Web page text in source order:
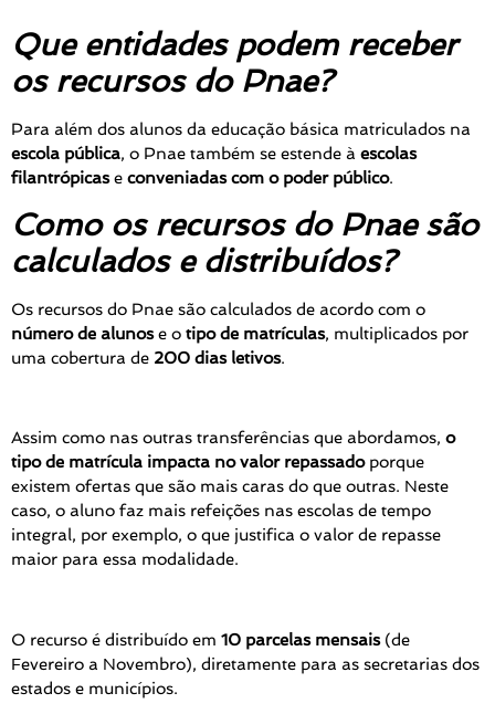
Que entidades podem receber
os recursos do Pnae?
Para além dos alunos da educação básica matriculados na
escola pública, o Pnae também se estende à escolas
filantrópicase conveniadas com o poder público.
Como os recursos do Pnae são
calculados e distribuídos?
Os recursos do Pnae são calculados de acordo com o
número de alunose o tipo de matrículas, multiplicados por
uma cobertura de 200 dias letivos.
Assim como nas outras transferências que abordamos, o
tipo de matrícula impacta no valor repassadoporque
existem ofertas que são mais caras do que outras. Neste
caso, o aluno faz mais refeições nas escolas de tempo
integral, por exemplo, o que justifica o valor de repasse
maior para essa modalidade.
O recurso é distribuído em 10 parcelas mensais(de
Fevereiro a Novembro), diretamente para as secretarias dos
estados e municípios.